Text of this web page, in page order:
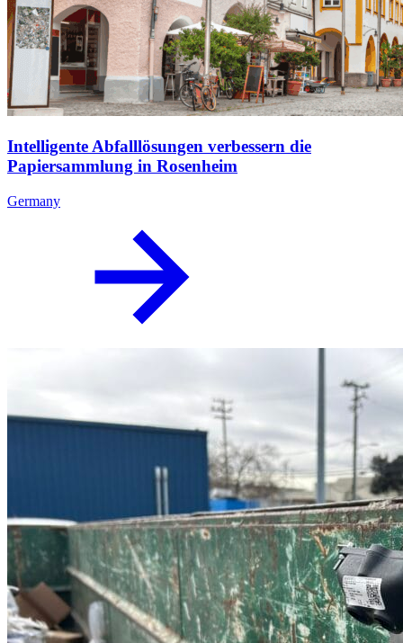
Intelligente Abfalllösungen verbessern die
Papiersammlung in Rosenheim
Germany